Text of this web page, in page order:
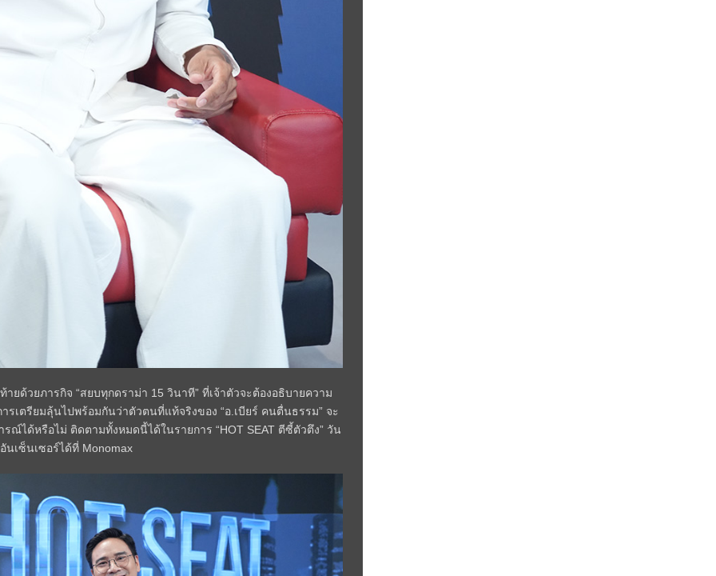
ยด้วยภารกิจ “สยบทุกดราม่า 15 วินาที” ที่เจ้าตัวจะต้องอธิบายความ
เตรียมลุ้นไปพร้อมกันว่าตัวตนที่แท้จริงของ “อ.เบียร์ คนตื่นธรรม” จะ
ณ์ได้หรือไม่ ติดตามทั้งหมดนี้ได้ในรายการ “HOT SEAT ตีซี้ตัวตึง” วัน
เซ็นเซอร์ได้ที่ Monomax